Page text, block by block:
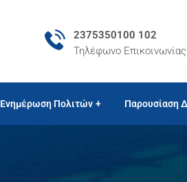
2375350100 102
Τηλέφωνο Επικοινωνίας
Ενημέρωση Πολιτών Παρουσίαση